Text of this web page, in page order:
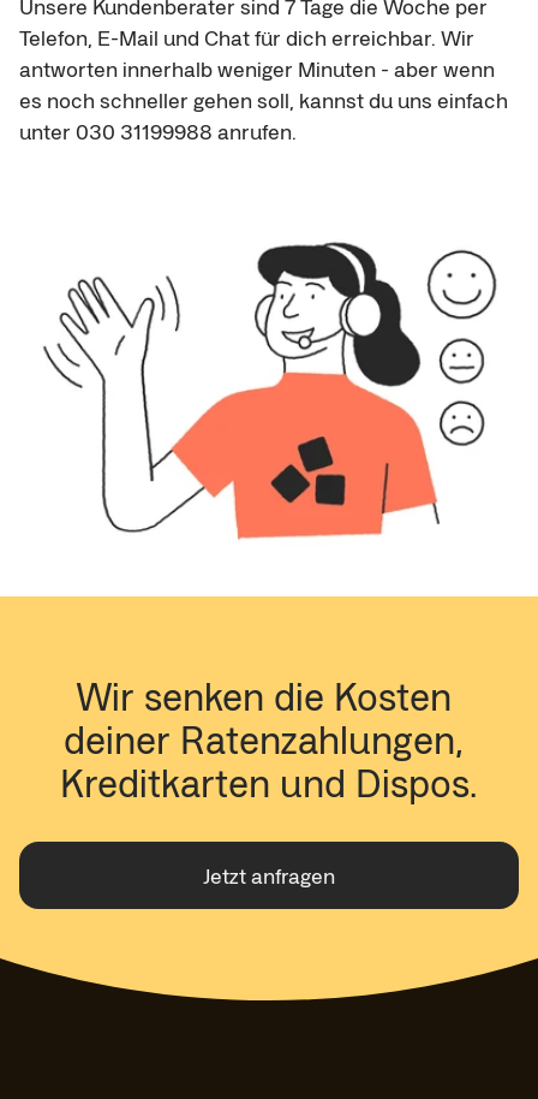
Unsere Kundenberater sind 7 Tage die Woche per
Telefon, E-Mail und Chat für dich erreichbar. Wir
antworten innerhalb weniger Minuten - aber wenn
es noch schneller gehen soll, kannst du uns einfach
unter 030 31199988 anrufen.
Wir senken die Kosten
deiner Ratenzahlungen,
Kreditkarten und Dispos.
Jetzt anfragen